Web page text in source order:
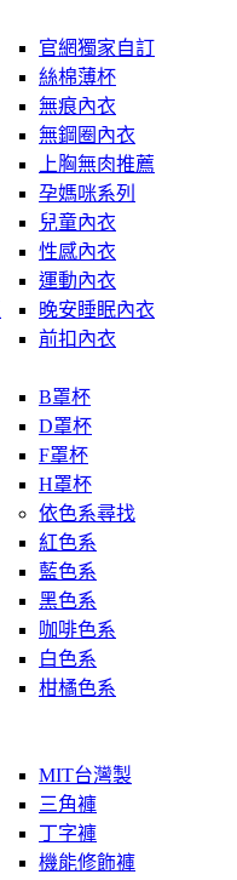
官網獨家自訂
絲棉薄杯
無痕內衣
無鋼圈內衣
上胸無肉推薦
孕媽咪系列
兒童內衣
性感內衣
運動內衣
晚安睡眠內衣
前扣內衣
B罩杯
D罩杯
F罩杯
H罩杯
依色系尋找
紅色系
藍色系
黑色系
咖啡色系
白色系
柑橘色系
MIT台灣製
三角褲
丁字褲
機能修飾褲